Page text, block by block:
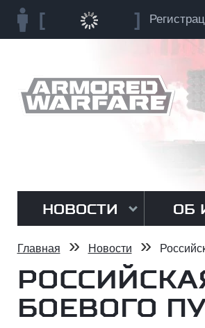
НОВОСТИ ОБ
Главная » Новости »
БОЕВОГО